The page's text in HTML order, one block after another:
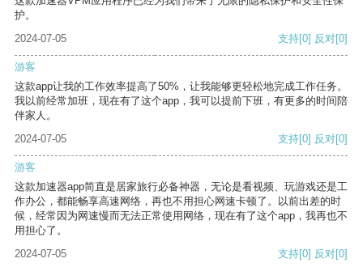
护。
2024-07-05
支持[0] 反对[0]
游客
这款app让我的工作效率提高了50%，让我能够更轻松地完成工作任务。
我以前经常加班，现在有了这个app，我可以提前下班，有更多的时间陪
伴家人。
2024-07-05
支持[0] 反对[0]
游客
这款加速器app简直是居家旅行必备神器，无论是看视频、玩游戏还是工
作办公，都能畅享高速网络，再也不用担心网速卡顿了。以前出差的时
候，经常因为网速慢而无法正常使用网络，现在有了这个app，我再也不
用担心了。
2024-07-05
支持[0] 反对[0]